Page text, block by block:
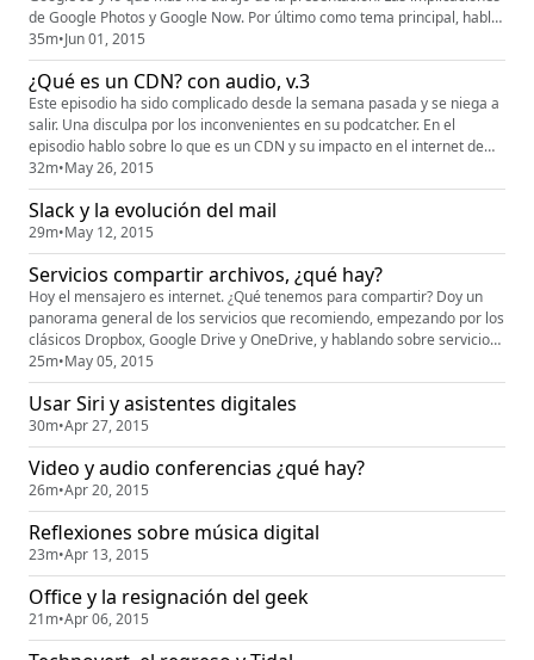
de Google Photos y Google Now. Por último como tema principal, hablo
sobre mis flujos de trabajo para la asimilación de correo y cómo es que
Mailbox ha sido importante en esa configuración. De qué manera
Inbox, de Google, podría remplazarlo.
35m•Jun 01, 2015
¿Qué es un CDN? con audio, v.3
Este episodio ha sido complicado desde la semana pasada y se niega a
salir. Una disculpa por los inconvenientes en su podcatcher. En el
episodio hablo sobre lo que es un CDN y su impacto en el internet de
hoy en día, espero que les guste y sus comentarios a @velvor y
velvor@technovert.com.mx
32m•May 26, 2015
Slack y la evolución del mail
29m•May 12, 2015
Servicios compartir archivos, ¿qué hay?
Hoy el mensajero es internet. ¿Qué tenemos para compartir? Doy un
panorama general de los servicios que recomiendo, empezando por los
clásicos Dropbox, Google Drive y OneDrive, y hablando sobre servicios
más especializados como CloudApp, WeTransfer y Hightail. Espero sus
comentarios a velvor@technovert.com.mx
25m•May 05, 2015
Usar Siri y asistentes digitales
30m•Apr 27, 2015
Video y audio conferencias ¿qué hay?
26m•Apr 20, 2015
Reflexiones sobre música digital
23m•Apr 13, 2015
Office y la resignación del geek
21m•Apr 06, 2015